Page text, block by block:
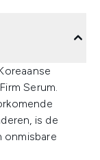
Serum.
is de
onmisbare